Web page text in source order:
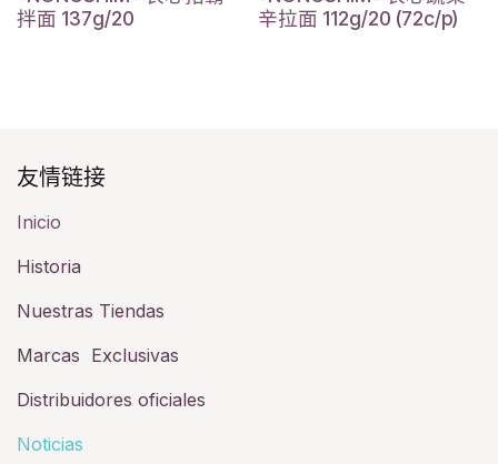
拌面 137g/20
辛拉面 112g/20 (72c/p)
友情链接​
Inicio
Historia​
Nuestras Tiendas
Marcas Exclusivas
Distribuidores oficiales
Noticias